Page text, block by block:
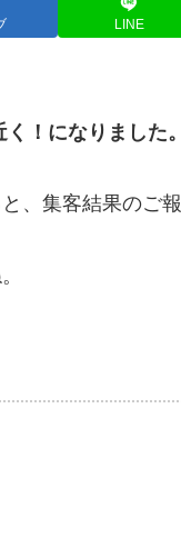
LINE
！になりました。
、集客結果のご